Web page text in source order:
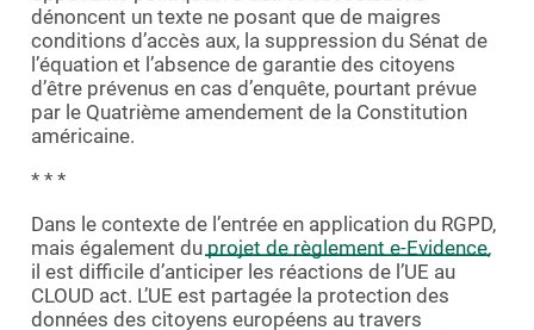
dénoncent un texte ne posant que de maigres
conditions d’accès aux, la suppression du Sénat de
l’équation et l’absence de garantie des citoyens
d’être prévenus en cas d’enquête, pourtant prévue
par le Quatrième amendement de la Constitution
américaine.
* * *
Dans le contexte de l’entrée en application du RGPD,
mais également duprojet de règlement e-Evidence,
il est difficile d’anticiper les réactions de l’UE au
CLOUD act. L’UE est partagée la protection des
données des citoyens européens au travers